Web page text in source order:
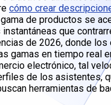
cómo crear
de productos se
que
de 2026, donde
gamas en tiempo real
electrónico, tal
de los asistentes,
herramientas de